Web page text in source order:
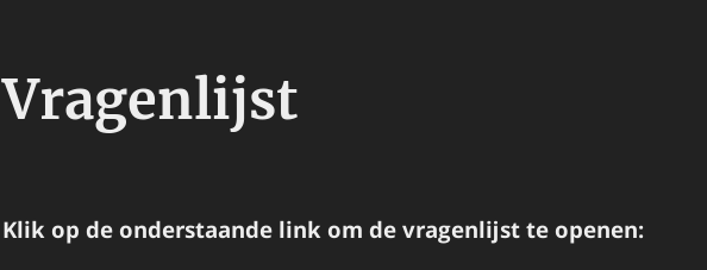
Vragenlijst
Klik op de onderstaande link om de vragenlijst te openen: